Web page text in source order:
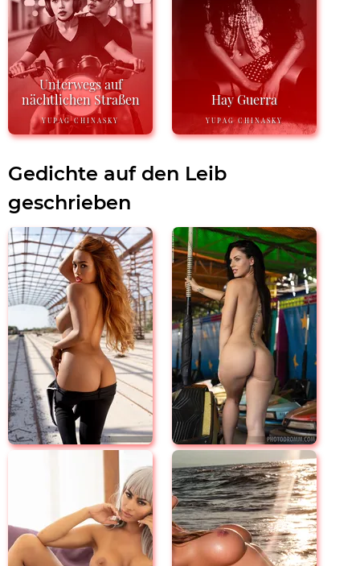
Unterwegs auf
nächtlichen Straßen
YUPAG CHINASKY
Hay Guerra
YUPAG CHINASKY
Gedichte auf den Leib
geschrieben